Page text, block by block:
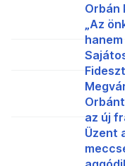
Orbán
„Az
az új
Üzent